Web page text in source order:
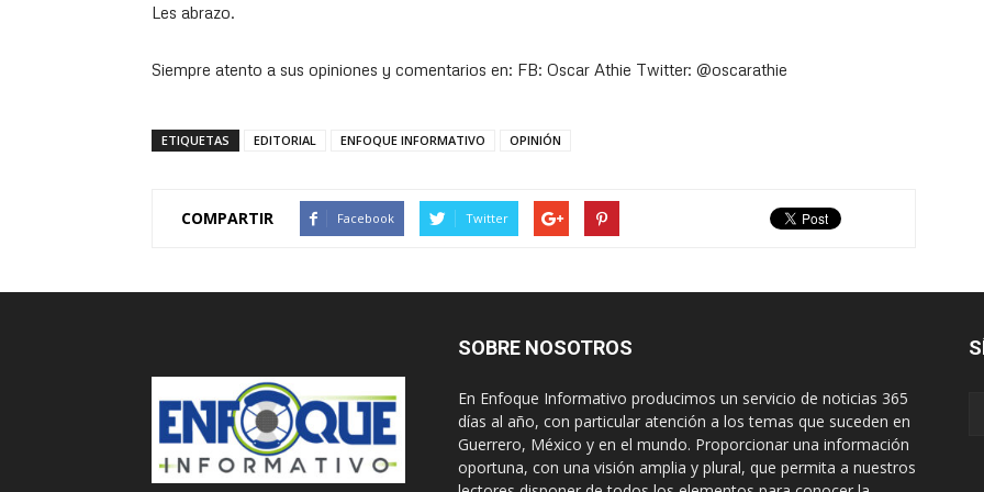
Les abrazo.
Siempre atento a sus opiniones y comentarios en: FB: Oscar Athie Twitter: @oscarathie
ETIQUETAS EDITORIAL ENFOQUE INFORMATIVO OPINIÓN
COMPARTIR Facebook Twitter
SOBRE NOSOTROS
En Enfoque Informativo producimos un servicio de noticias 365
días al año, con particular atención a los temas que suceden en
Guerrero, México y en el mundo. Proporcionar una información
oportuna, con una visión amplia y plural, que permita a nuestros